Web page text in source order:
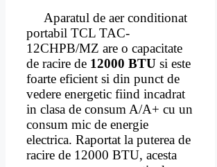
Aparatul de aer conditionat
portabil TCL TAC-
12CHPB/MZ are o capacitate
de racire de 12000 BTU si este
foarte eficient si din punct de
vedere energetic fiind incadrat
in clasa de consum A/A+ cu un
consum mic de energie
electrica. Raportat la puterea de
racire de 12000 BTU, acesta